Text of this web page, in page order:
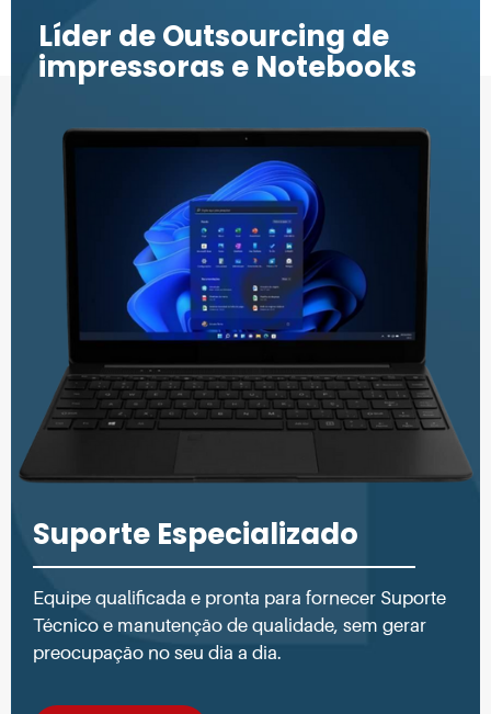
Líder de Outsourcing de
impressoras e Notebooks
Suporte Especializado
Equipe qualificada e pronta para fornecer Suporte
Técnico e manutenção de qualidade, sem gerar
preocupação no seu dia a dia.